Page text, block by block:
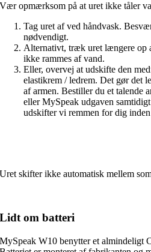
Vær opmærksom på at uret ikke tåler
Tag uret af ved håndvask.
nødvendigt.
Alternativt, træk uret længere op
ikke rammes af vand.
Eller, overvej at udskifte den
elastikrem / ledrem. Det gør det
af armen. Bestiller du et talende
eller MySpeak udgaven
udskifter vi remmen for dig
Uret skifter ikke automatisk mellem
Lidt om batteri
MySpeak W10 benytter et almindeligt